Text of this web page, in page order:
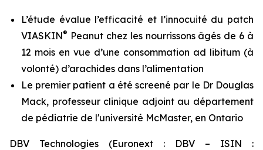
L’étude évalue l’efficacité et l’innocuité du patch
VIASKIN® Peanut chez les nourrissons âgés de 6 à
12 mois en vue d’une consommation ad libitum (à
volonté) d’arachides dans l’alimentation
Le premier patient a été screené par le Dr Douglas
Mack, professeur clinique adjoint au département
de pédiatrie de l'université McMaster, en Ontario
DBV Technologies (Euronext : DBV – ISIN :